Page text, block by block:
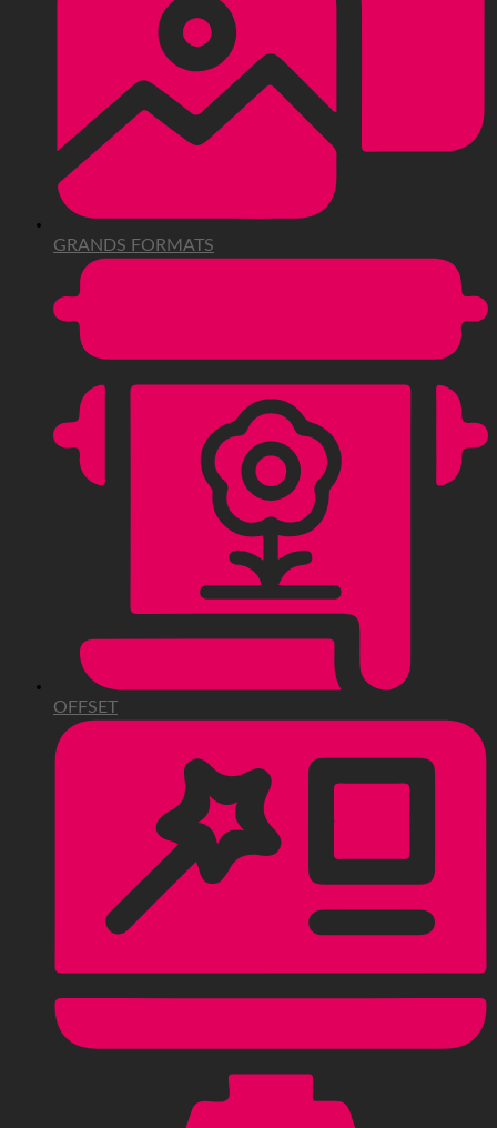
GRANDS FORMATS
OFFSET